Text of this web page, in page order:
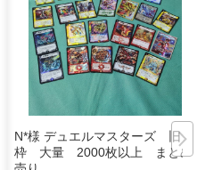
N*様 デュエルマスターズ 旧
枠 大量 2000枚以上 まとめ